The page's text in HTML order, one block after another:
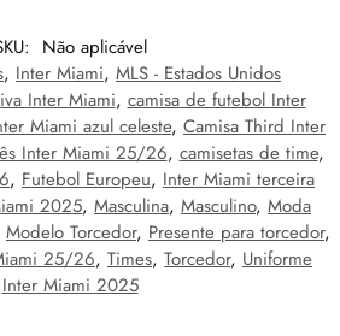
Não aplicável
, Inter Miami, MLS - Estados Unidos
Inter Miami, camisa de futebol Inter
Miami azul celeste, Camisa Third Inter
Inter Miami 25/26, camisetas de time,
, Futebol Europeu, Inter Miami terceira
2025, Masculina, Masculino, Moda
Modelo Torcedor, Presente para torcedor,
25/26, Times, Torcedor, Uniforme
Inter Miami 2025